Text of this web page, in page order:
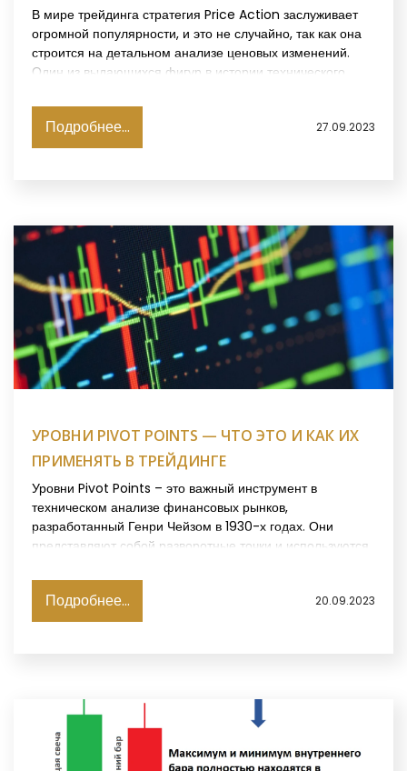
В мире трейдинга стратегия Price Action заслуживает
огромной популярности, и это не случайно, так как она
строится на детальном анализе ценовых изменений.
Один из выдающихся фигур в истории технического
ключевым аспектом.
Подробнее... 27.09.2023
УРОВНИ PIVOT POINTS — ЧТО ЭТО И КАК ИХ
ПРИМЕНЯТЬ В ТРЕЙДИНГЕ
Уровни Pivot Points – это важный инструмент в
техническом анализе финансовых рынков,
разработанный Генри Чейзом в 1930-х годах. Они
представляют собой разворотные точки и используются
сопротивления цен. Популярность уровней Pivot Points
объясняется их объективностью и широким
применением среди трейдеров и инвесторов.
Подробнее... 20.09.2023